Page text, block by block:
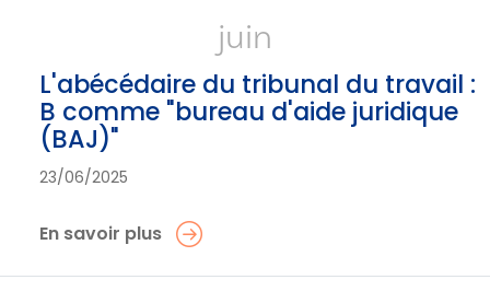
juin
L'abécédaire du tribunal du travail :
B comme "bureau d'aide juridique
(BAJ)"
23/06/2025
En savoir plus